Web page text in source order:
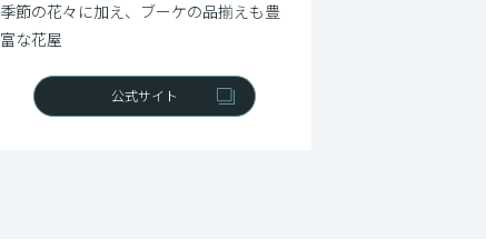
季節の花々に加え、ブーケの品揃えも豊
富な花屋
公式サイト